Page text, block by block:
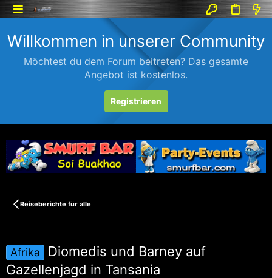
Willkommen in unserer Community
Möchtest du dem Forum beitreten? Das gesamte
Angebot ist kostenlos.
Registrieren
Reiseberichte für alle
Afrika
Diomedis und Barney auf
Gazellenjagd in Tansania